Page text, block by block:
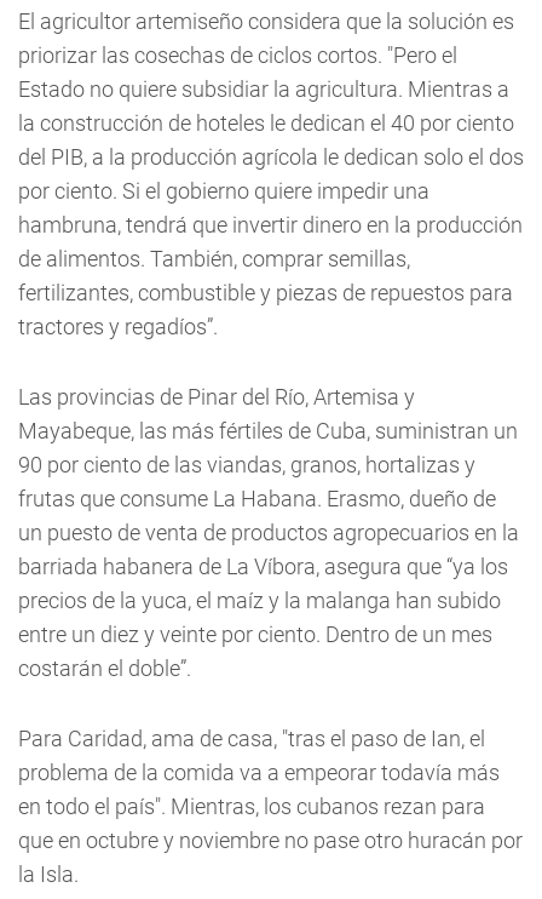
El agricultor artemiseño considera que la solución es
priorizar las cosechas de ciclos cortos. "Pero el
Estado no quiere subsidiar la agricultura. Mientras a
la construcción de hoteles le dedican el 40 por ciento
del PIB, a la producción agrícola le dedican solo el dos
por ciento. Si el gobierno quiere impedir una
hambruna, tendrá que invertir dinero en la producción
de alimentos. También, comprar semillas,
fertilizantes, combustible y piezas de repuestos para
tractores y regadíos”.
Las provincias de Pinar del Río, Artemisa y
Mayabeque, las más fértiles de Cuba, suministran un
90 por ciento de las viandas, granos, hortalizas y
frutas que consume La Habana. Erasmo, dueño de
un puesto de venta de productos agropecuarios en la
barriada habanera de La Víbora, asegura que “ya los
precios de la yuca, el maíz y la malanga han subido
entre un diez y veinte por ciento. Dentro de un mes
costarán el doble”.
Para Caridad, ama de casa, "tras el paso de Ian, el
problema de la comida va a empeorar todavía más
en todo el país". Mientras, los cubanos rezan para
que en octubre y noviembre no pase otro huracán por
la Isla.